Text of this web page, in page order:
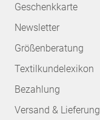
Geschenkkarte
Newsletter
Größenberatung
Textilkundelexikon
Bezahlung
Versand & Lieferung